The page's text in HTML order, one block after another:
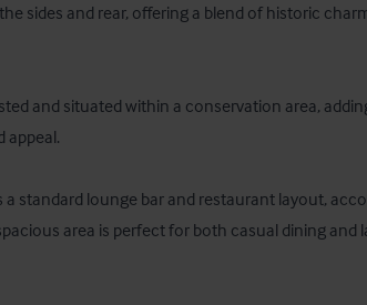
sides and rear, offering a blend of historic
and situated within a conservation area,
appeal.
standard lounge bar and restaurant layout,
area is perfect for both casual dining and